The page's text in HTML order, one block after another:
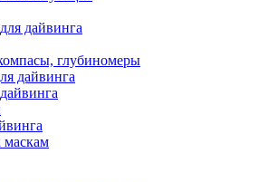
дайвинга
глубиномеры
дайвинга
маскам